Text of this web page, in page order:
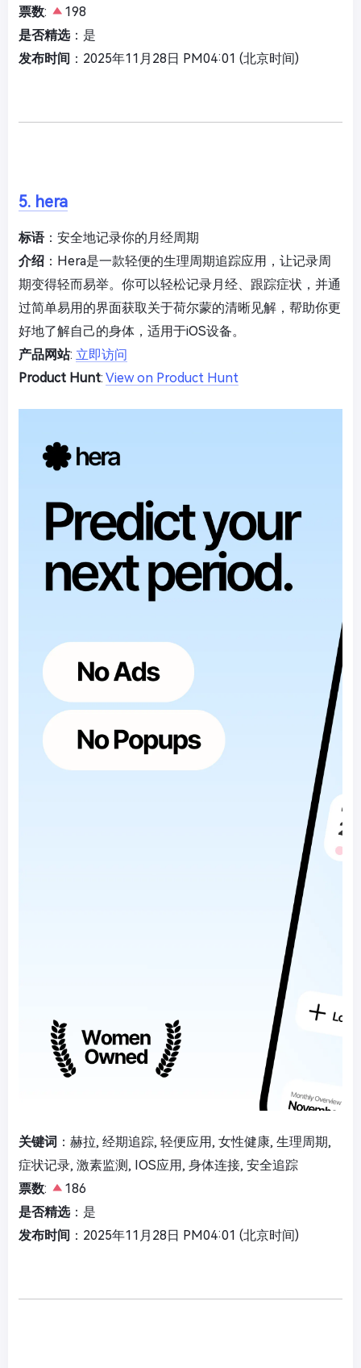
票数:
198
是否精选：是
发布时间 ：2025年11月28日 PM04:01 (北京时间)
5. hera
标语：安全地记录你的月经周期
介绍 ：Hera是一款轻便的生理周期追踪应用，让记录周
期变得轻而易举。你可以轻松记录月经、跟踪症状，并通
过简单易用的界面获取关于荷尔蒙的清晰见解，帮助你更
好地了解自己的身体，适用于iOS设备。
产品网站: 立即访问
Product Hunt: View on Product Hunt
关键词 ：赫拉, 经期追踪, 轻便应用, 女性健康, 生理周期,
症状记录, 激素监测, IOS应用, 身体连接, 安全追踪
票数:
186
是否精选：是
发布时间 ：2025年11月28日 PM04:01 (北京时间)